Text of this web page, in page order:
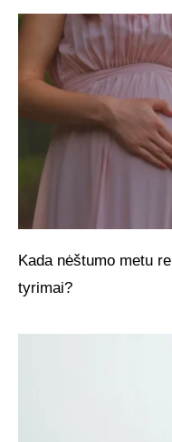
Kada nėštumo metu
tyrimai?